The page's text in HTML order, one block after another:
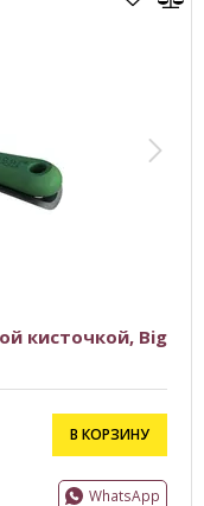
кисточкой, Big
В КОРЗИНУ
WhatsApp